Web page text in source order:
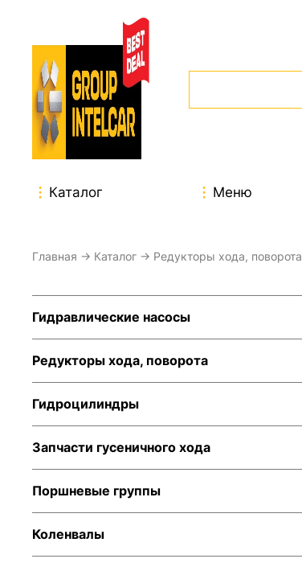
Каталог Меню
Главная → Каталог → Редукторы хода, поворота
Гидравлические насосы
Редукторы хода, поворота
Гидроцилиндры
Запчасти гусеничного хода
Поршневые группы
Коленвалы